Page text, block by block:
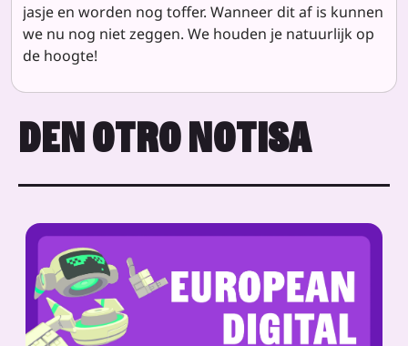
jasje en worden nog toffer. Wanneer dit af is kunnen
we nu nog niet zeggen. We houden je natuurlijk op
de hoogte!
DEN OTRO NOTISA